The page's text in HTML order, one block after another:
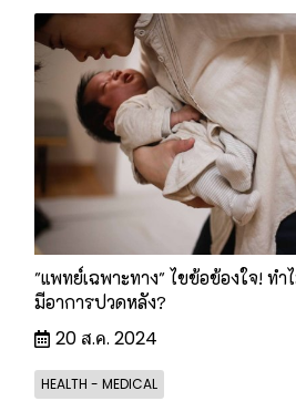
"แพทย์เฉพาะทาง" ไขข้อข้องใจ! ท
มีอาการปวดหลัง?
20 ส.ค. 2024
HEALTH - MEDICAL